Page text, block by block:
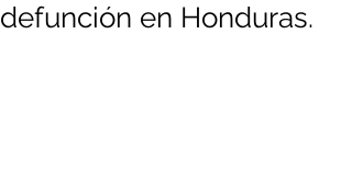
defunción en Honduras.